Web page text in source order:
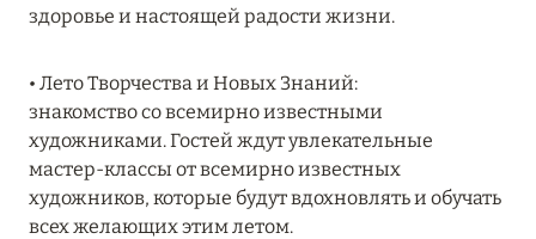
MANDARIN ORIENTAL JUMEIRA — SUITE
NOVEMBER
здоровье и настоящей радости жизни.
• Лето Творчества и Новых Знаний:
знакомство со всемирно известными
художниками. Гостей ждут увлекательные
мастер-классы от всемирно известных
художников, которые будут вдохновлять и обучать
всех желающих этим летом.